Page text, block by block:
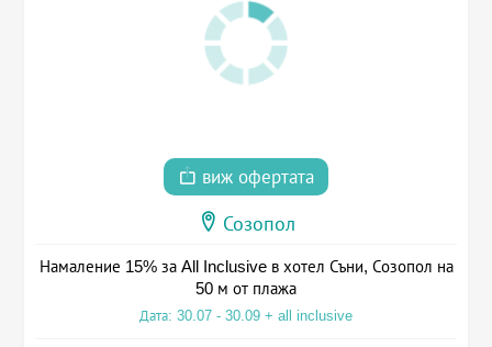
виж офертата
Созопол
Намаление 15% за All Inclusive в хотел Съни, Созопол на
50 м от плажа
Дата: 30.07 - 30.09 + all inclusive